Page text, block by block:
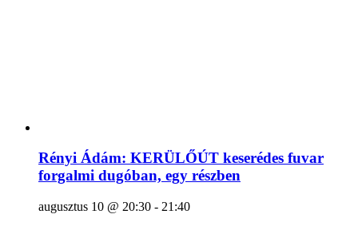
Rényi Ádám: KERÜLŐÚT keserédes fuvar
forgalmi dugóban, egy részben
augusztus 10 @ 20:30 - 21:40